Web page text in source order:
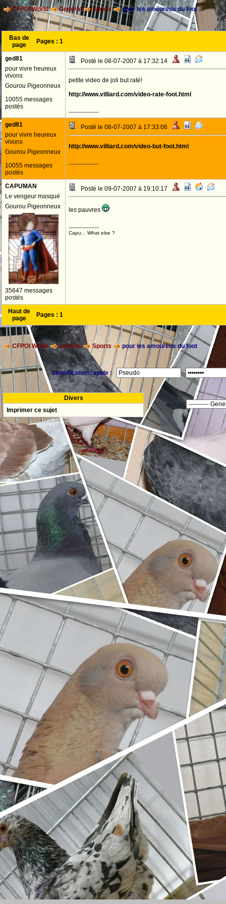
CFPOI World General Sports pour les amoureux du foot
Bas de
page
Pages : 1
ged81
pour vivre heureux
vivons
Gourou Pigeonneux
10055 messages
postés
Posté le 08-07-2007 à 17:32:14
petite video de joli but raté!
http://www.villiard.com/video-rate-foot.html
--------------------
ged81
pour vivre heureux
vivons
Gourou Pigeonneux
10055 messages
postés
Posté le 08-07-2007 à 17:33:06
http://www.villiard.com/video-but-foot.html
--------------------
CAPUMAN
Le vengeur masqué
Gourou Pigeonneux
35647 messages
postés
Posté le 09-07-2007 à 19:10:17
les pauvres
--------------------
Capu... What else ?
Haut de
page
Pages : 1
CFPOI World General Sports pour les amoureux du foot
Identification rapide :
Divers
Imprimer ce sujet